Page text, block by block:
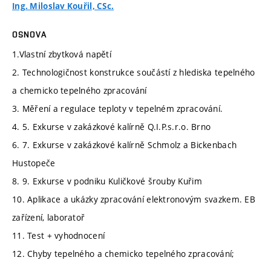
Ing. Miloslav Kouřil, CSc.
OSNOVA
1.Vlastní zbytková napětí
2. Technologičnost konstrukce součástí z hlediska tepelného
a chemicko tepelného zpracování
3. Měření a regulace teploty v tepelném zpracování.
4. 5. Exkurse v zakázkové kalírně Q.I.P.s.r.o. Brno
6. 7. Exkurse v zakázkové kalírně Schmolz a Bickenbach
Hustopeče
8. 9. Exkurse v podniku Kuličkové šrouby Kuřim
10. Aplikace a ukázky zpracování elektronovým svazkem. EB
zařízení, laboratoř
11. Test + vyhodnocení
12. Chyby tepelného a chemicko tepelného zpracování;